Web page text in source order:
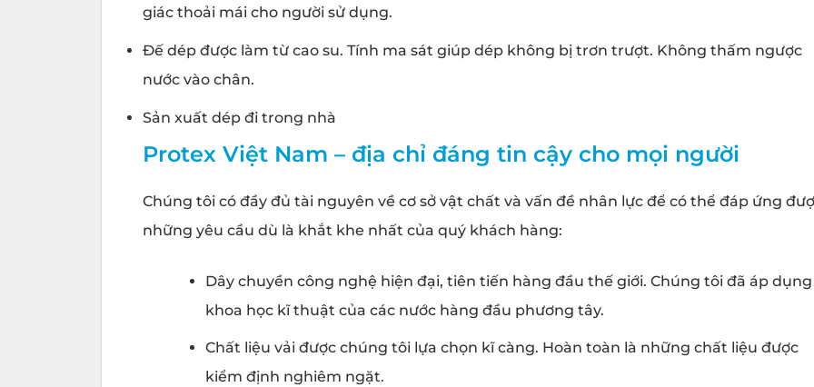
giác thoải mái cho người sử dụng.
Đế dép được làm từ cao su. Tính ma sát giúp dép không bị trơn trượt. Không thấm ngược
nước vào chân.
Sản xuất dép đi trong nhà
Protex Việt Nam – địa chỉ đáng tin cậy cho mọi người
Chúng tôi có đầy đủ tài nguyên về cơ sở vật chất và vấn đề nhân lực để có thể đáp ứng
những yêu cầu dù là khắt khe nhất của quý khách hàng:
Dây chuyền công nghệ hiện đại, tiên tiến hàng đầu thế giới. Chúng tôi đã áp dụng
khoa học kĩ thuật của các nước hàng đầu phương tây.
Chất liệu vải được chúng tôi lựa chọn kĩ càng. Hoàn toàn là những chất liệu được
kiểm định nghiêm ngặt.